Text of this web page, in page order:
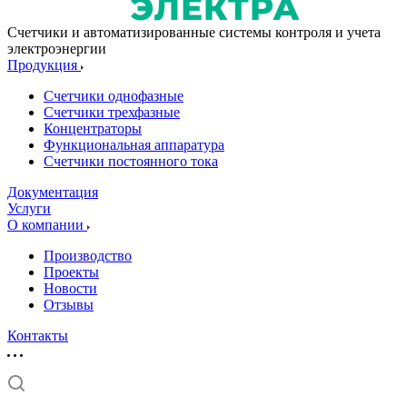
Счетчики и автоматизированные системы контроля и учета
электроэнергии
Продукция
Счетчики однофазные
Счетчики трехфазные
Концентраторы
Функциональная аппаратура
Счетчики постоянного тока
Документация
Услуги
О компании
Производство
Проекты
Новости
Отзывы
Контакты